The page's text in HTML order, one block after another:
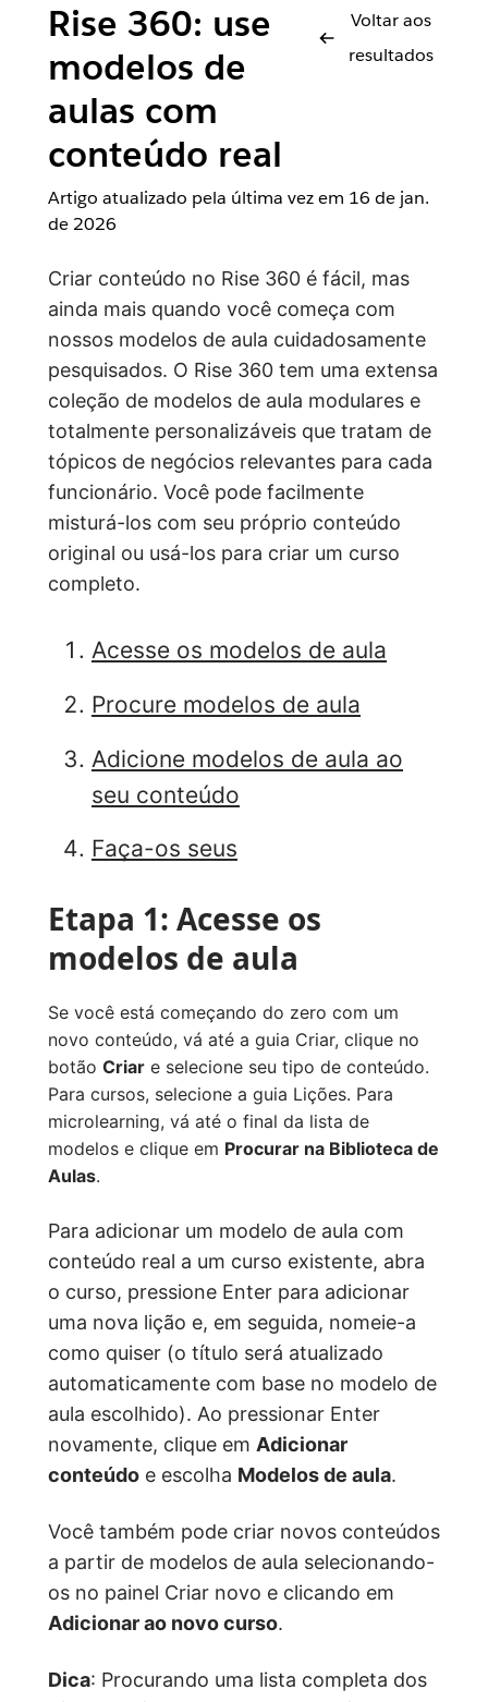
Rise 360: use
modelos de
aulas com
conteúdo real
Voltar aos
resultados
Artigo atualizado pela última vez em 16 de jan.
de 2026
Criar conteúdo no Rise 360 é fácil, mas
ainda mais quando você começa com
nossos modelos de aula cuidadosamente
pesquisados. O Rise 360 tem uma extensa
coleção de modelos de aula modulares e
totalmente personalizáveis que tratam de
tópicos de negócios relevantes para cada
funcionário. Você pode facilmente
misturá-los com seu próprio conteúdo
original ou usá-los para criar um curso
completo.
Acesse os modelos de aula
Procure modelos de aula
Adicione modelos de aula ao
seu conteúdo
Faça-os seus
Etapa 1: Acesse os
modelos de aula
Se você está começando do zero com um
novo conteúdo, vá até a guia Criar, clique no
botão Criar e selecione seu tipo de conteúdo.
Para cursos, selecione a guia Lições. Para
microlearning, vá até o final da lista de
modelos e clique em Procurar na Biblioteca de
Aulas.
Para adicionar um modelo de aula com
conteúdo real a um curso existente, abra
o curso, pressione Enter para adicionar
uma nova lição e, em seguida, nomeie-a
como quiser (o título será atualizado
automaticamente com base no modelo de
aula escolhido). Ao pressionar Enter
novamente, clique em Adicionar
conteúdo e escolha Modelos de aula.
Você também pode criar novos conteúdos
a partir de modelos de aula selecionando-
os no painel Criar novo e clicando em
Adicionar ao novo curso.
Dica: Procurando uma lista completa dos